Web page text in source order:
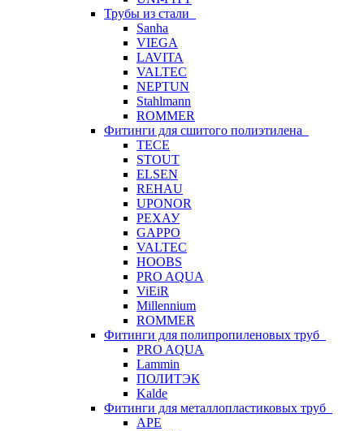
Трубы из стали
Sanha
VIEGA
LAVITA
VALTEC
NEPTUN
Stahlmann
ROMMER
Фитинги для сшитого полиэтилена
TECE
STOUT
ELSEN
REHAU
UPONOR
РЕХАУ
GAPPO
VALTEC
HOOBS
PRO AQUA
ViEiR
Millennium
ROMMER
Фитинги для полипропиленовых труб
PRO AQUA
Lammin
ПОЛИТЭК
Kalde
Фитинги для металлопластиковых труб
APE